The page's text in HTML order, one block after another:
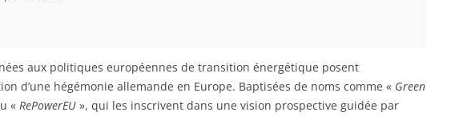
aux politiques européennes de transition énergétique posent
d’une hégémonie allemande en Europe. Baptisées de noms comme « Green
« RePowerEU », qui les inscrivent dans une vision prospective guidée par